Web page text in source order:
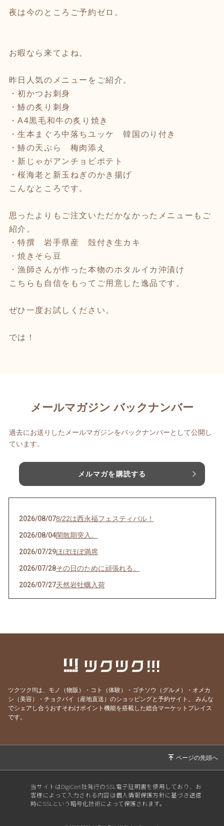
夜は今のところご予約ゼロ。
お暇なら来てよね。
昨日人気のメニューをご紹介。
・初かつお刺身
・鰆の炙り刺身
・A4黒毛和牛の炙り焼き
・生本まぐろ中落ちユッケ 韓国のり付き
・鰆の天ぷら 梅肉添え
・新じゃがアンチョビポテト
・桜海老と新玉ねぎのかき揚げ
こんなところです。
思ったよりもご注文いただかなかったメニューもご
紹介。
・特撰 岩手県産 殻付き生カキ
・焼きそら豆
・漁師さんが作った本物のホタルイカ沖漬け
こちらも自信をもってご用意した逸品です。
ぜひ一度お試しください。
では！
メールマガジン バックナンバー
過去にお送りしたメールマガジンをバックナンバーとして公開し
ています。
メルマガを購読する
2026/08/078/22は西永福フェスティバル！
2026/08/04閑散期突入。
2026/07/29ほぼほぼ満席
2026/07/28その日のために頑張れる。
2026/07/27天然岩牡蠣入荷
2026/07/23うなぎを食べてエネルギーチャージ！
2026/07/19サッカーワールドカップ 決勝戦 観戦会 開
生きて行けるかしら。
2026/07/14 猛暑日の日は上々や！
2026/07/13 神のお告げ
2026/07/07七夕そうめんあります。
2026/07/02 にっぽんいち！
ツクツク!!!は、モノ（物販）・コト（体験）・ゴチソウ（グルメ）・オメカ
シ（美容）・チョクバイ（産地直送）のショッピングと予約サイト。
みんな
でシェアし合うおすそわけポイント機能を搭載した総合マーケットプレイス
です。
当サイトはDigiCert社発行のSSL電子証明書を使用しており、お
客様によって入力される内容は個人情報保護方針に基づき送信
時にSSLという暗号化技術によって保護されます。